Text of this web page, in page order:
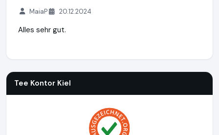
MaiaP 20.12.2024
Alles sehr gut.
Tee Kontor Kiel